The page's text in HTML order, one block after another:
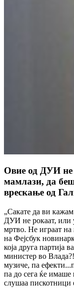
Овие од ДУИ не
мамлази, да
врескање од
„Сакате да ви
ДУИ не рокаат, или
мртво. Не играат
на Фејсбук
која друга партија
министер во
музиче, па
па до сега ќе имаше
слушаа пискотници